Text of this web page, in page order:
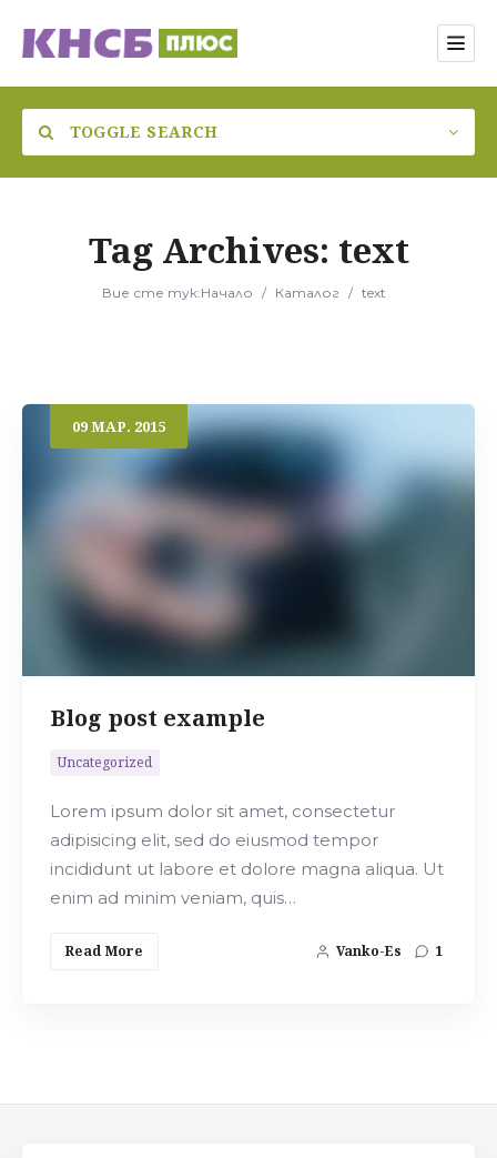
TOGGLE SEARCH
Категория
Търсене
Tag Archives: text
Вие сте тук:Начало / Каталог / text
09МАР. 2015
Blog post example
Uncategorized
Lorem ipsum dolor sit amet, consectetur
adipisicing elit, sed do eiusmod tempor
incididunt ut labore et dolore magna aliqua. Ut
enim ad minim veniam, quis…
Read More Vanko-Es 1